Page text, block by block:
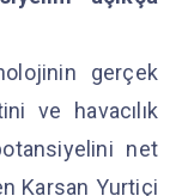
gerçek
ve havacılık
net
Karsan Yurtiçi